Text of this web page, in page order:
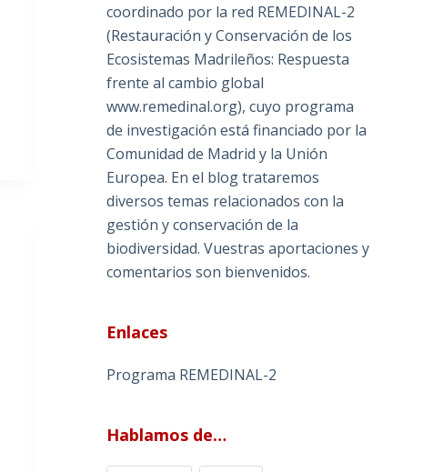
coordinado por la red REMEDINAL-2
(Restauración y Conservación de los
Ecosistemas Madrileños: Respuesta
frente al cambio global
www.remedinal.org), cuyo programa
de investigación está financiado por la
Comunidad de Madrid y la Unión
Europea. En el blog trataremos
diversos temas relacionados con la
gestión y conservación de la
biodiversidad. Vuestras aportaciones y
comentarios son bienvenidos.
Enlaces
Programa REMEDINAL-2
Hablamos de…